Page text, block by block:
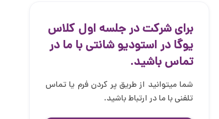
برای شرکت در جلسه اول کلاس
یوگا در استودیو شانتی با ما در
تماس باشید.
شما میتوانید از طریق پر کردن فرم یا تماس
تلفنی با ما در ارتباط باشید.